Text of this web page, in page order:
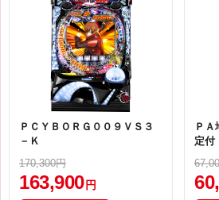
ＰＣＹＢＯＲＧ００９ＶＳ３
－Ｋ
170,300円
163,900 円
Ｐ
定付